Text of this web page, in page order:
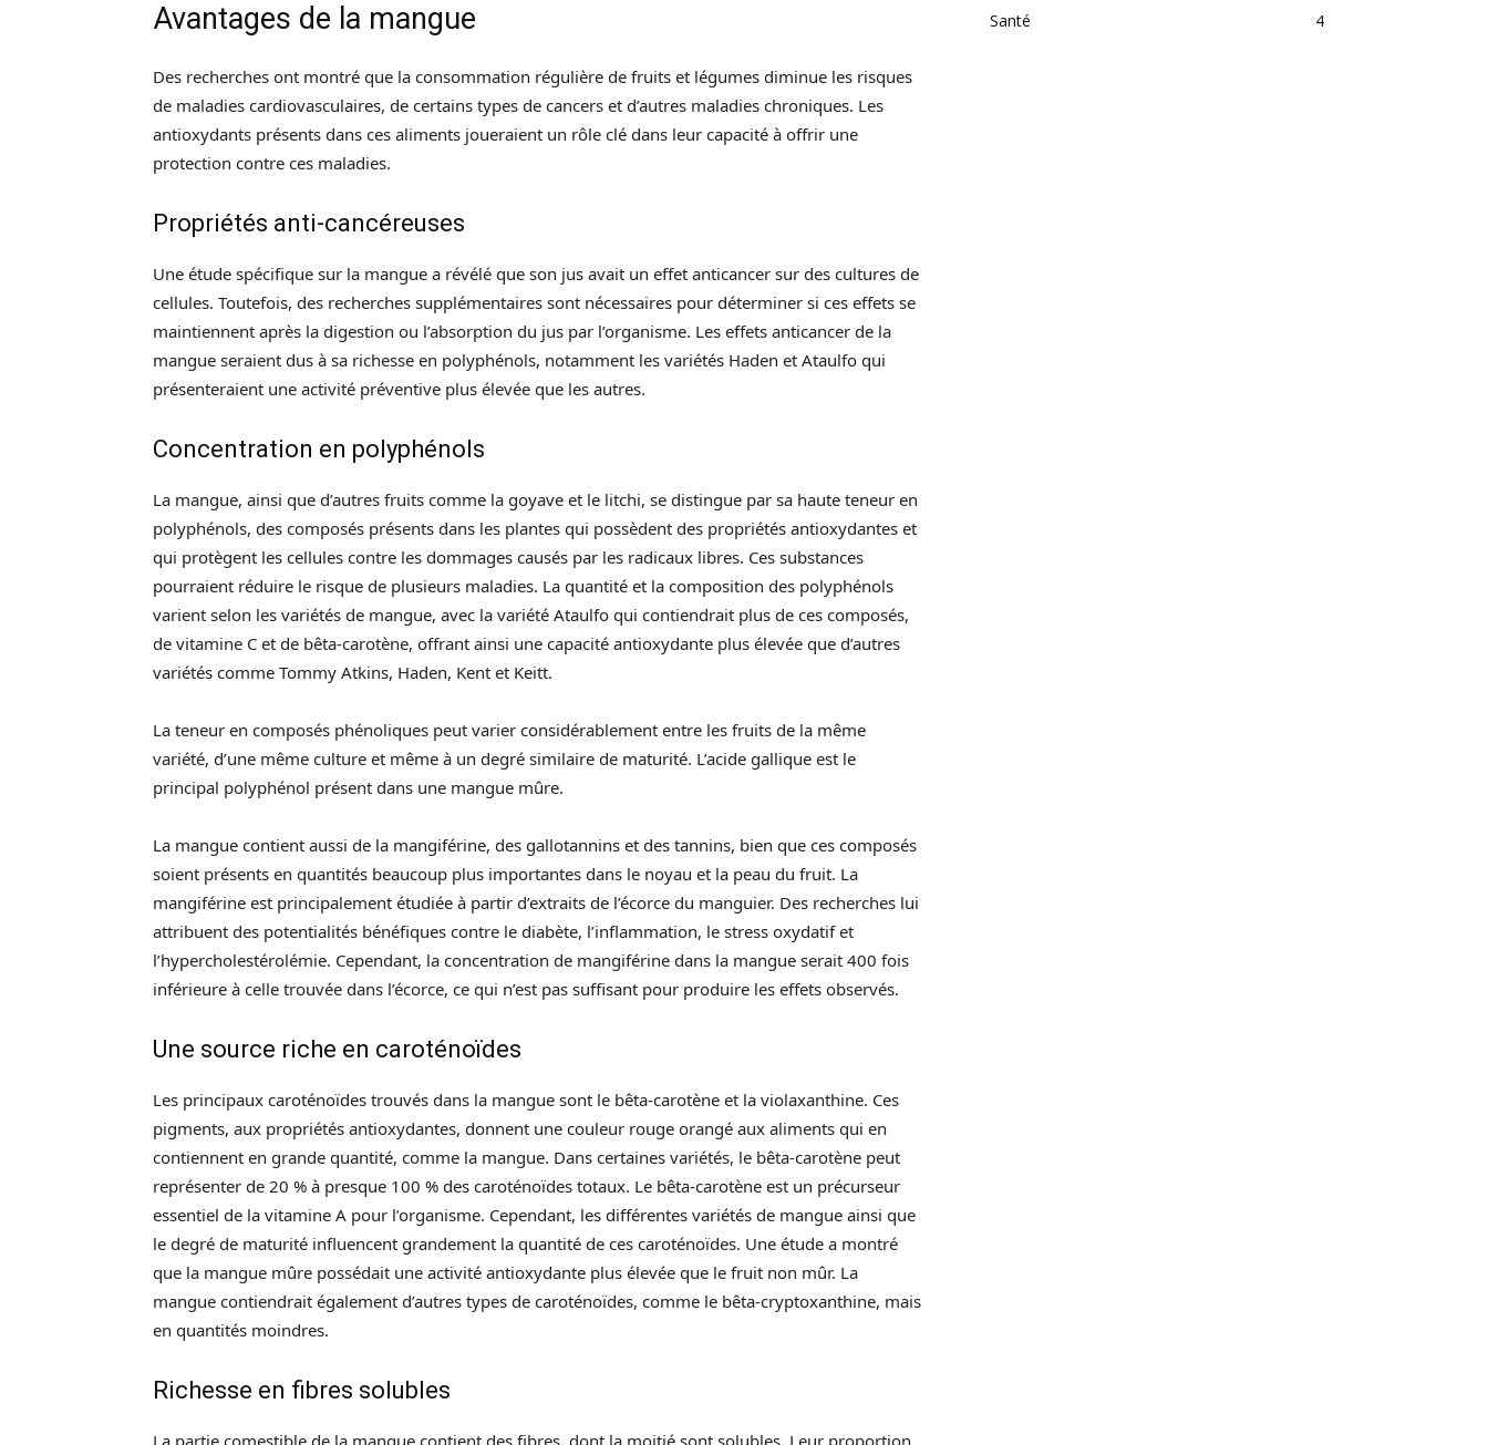
Avantages de la mangue
Des recherches ont montré que la consommation régulière de fruits et légumes diminue les risques
de maladies cardiovasculaires, de certains types de cancers et d’autres maladies chroniques. Les
antioxydants présents dans ces aliments joueraient un rôle clé dans leur capacité à offrir une
protection contre ces maladies.
Propriétés anti-cancéreuses
Une étude spécifique sur la mangue a révélé que son jus avait un effet anticancer sur des cultures de
cellules. Toutefois, des recherches supplémentaires sont nécessaires pour déterminer si ces effets se
maintiennent après la digestion ou l’absorption du jus par l’organisme. Les effets anticancer de la
mangue seraient dus à sa richesse en polyphénols, notamment les variétés Haden et Ataulfo qui
présenteraient une activité préventive plus élevée que les autres.
Concentration en polyphénols
La mangue, ainsi que d’autres fruits comme la goyave et le litchi, se distingue par sa haute teneur en
polyphénols, des composés présents dans les plantes qui possèdent des propriétés antioxydantes et
qui protègent les cellules contre les dommages causés par les radicaux libres. Ces substances
pourraient réduire le risque de plusieurs maladies. La quantité et la composition des polyphénols
varient selon les variétés de mangue, avec la variété Ataulfo qui contiendrait plus de ces composés,
de vitamine C et de bêta-carotène, offrant ainsi une capacité antioxydante plus élevée que d’autres
variétés comme Tommy Atkins, Haden, Kent et Keitt.
La teneur en composés phénoliques peut varier considérablement entre les fruits de la même
variété, d’une même culture et même à un degré similaire de maturité. L’acide gallique est le
principal polyphénol présent dans une mangue mûre.
La mangue contient aussi de la mangiférine, des gallotannins et des tannins, bien que ces composés
soient présents en quantités beaucoup plus importantes dans le noyau et la peau du fruit. La
mangiférine est principalement étudiée à partir d’extraits de l’écorce du manguier. Des recherches lui
attribuent des potentialités bénéfiques contre le diabète, l’inflammation, le stress oxydatif et
l’hypercholestérolémie. Cependant, la concentration de mangiférine dans la mangue serait 400 fois
inférieure à celle trouvée dans l’écorce, ce qui n’est pas suffisant pour produire les effets observés.
Une source riche en caroténoïdes
Les principaux caroténoïdes trouvés dans la mangue sont le bêta-carotène et la violaxanthine. Ces
pigments, aux propriétés antioxydantes, donnent une couleur rouge orangé aux aliments qui en
contiennent en grande quantité, comme la mangue. Dans certaines variétés, le bêta-carotène peut
représenter de 20 % à presque 100 % des caroténoïdes totaux. Le bêta-carotène est un précurseur
essentiel de la vitamine A pour l’organisme. Cependant, les différentes variétés de mangue ainsi que
le degré de maturité influencent grandement la quantité de ces caroténoïdes. Une étude a montré
que la mangue mûre possédait une activité antioxydante plus élevée que le fruit non mûr. La
mangue contiendrait également d’autres types de caroténoïdes, comme le bêta-cryptoxanthine, mais
en quantités moindres.
Richesse en fibres solubles
La partie comestible de la mangue contient des fibres, dont la moitié sont solubles. Leur proportion
Santé
4